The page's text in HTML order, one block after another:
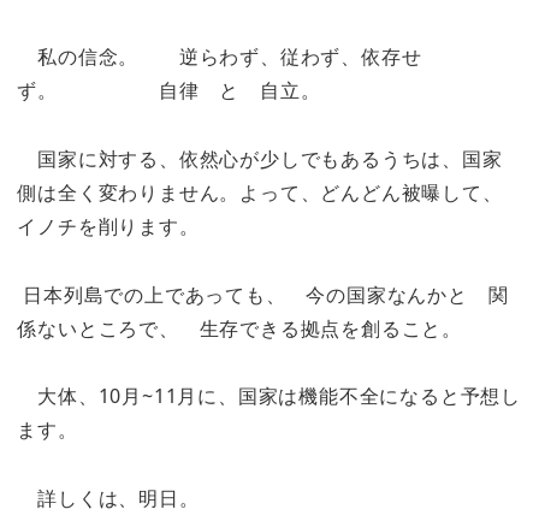
私の信念。 逆らわず、従わず、依存せ
ず。 自律 と 自立。
国家に対する、依然心が少しでもあるうちは、国家
側は全く変わりません。よって、どんどん被曝して、
イノチを削ります。
日本列島での上であっても、 今の国家なんかと 関
係ないところで、 生存できる拠点を創ること。
大体、10月~11月に、国家は機能不全になると予想し
ます。
詳しくは、明日。